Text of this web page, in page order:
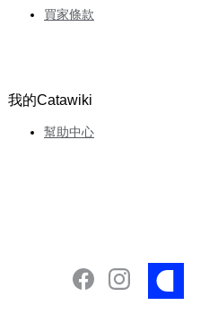
買家條款
我的Catawiki
幫助中心